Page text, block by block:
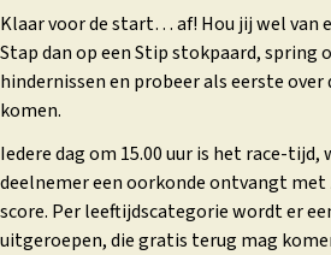
Klaar voor de start… af! Hou jij wel van
Stap dan op een Stip stokpaard, spring
hindernissen en probeer als eerste over
komen.
Iedere dag om 15.00 uur is het race-tijd,
deelnemer een oorkonde ontvangt met
score. Per leeftijdscategorie wordt er
uitgeroepen, die gratis terug mag